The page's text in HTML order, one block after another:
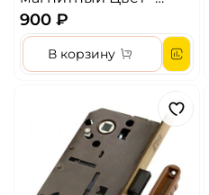
Никель/Хром
900 ₽
В корзину